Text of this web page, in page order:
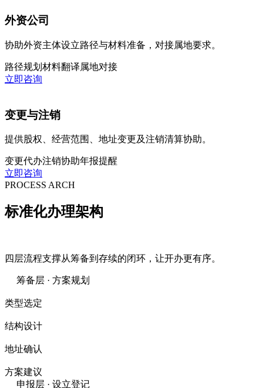
外资公司
协助外资主体设立路径与材料准备，对接属地要求。
路径规划 材料翻译属地对接
立即咨询
变更与注销
提供股权、经营范围、地址变更及注销清算协助。
变更代办注销协助年报提醒
立即咨询
PROCESS ARCH
标准化办理架构
四层流程支撑从筹备到存续的闭环，让开办更有序。
筹备层 · 方案规划
类型选定
结构设计
地址确认
方案建议
申报层 · 设立登记